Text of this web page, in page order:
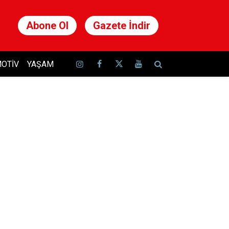
Abone Ol Gazete İndir
YAŞAM